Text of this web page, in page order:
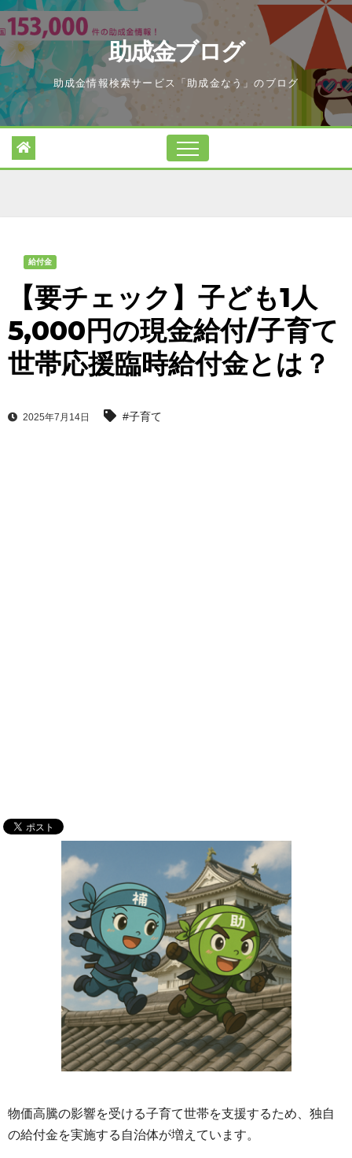
Skip
to
content
助成金ブログ
助成金情報検索サービス「助成金なう」のブログ
給付金
【要チェック】子ども1人
5,000円の現金給付/子育て
世帯応援臨時給付金とは？
2025年7月14日 #子育て
物価高騰の影響を受ける子育て世帯を支援するため、独自
の給付金を実施する自治体が増えています。